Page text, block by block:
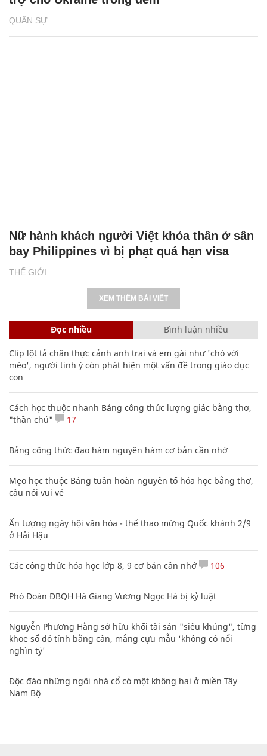
QUÂN SỰ
THẾ GIỚI
Nữ hành khách người Việt khỏa thân ở sân
bay Philippines vì bị phạt quá hạn visa
XEM THÊM BÀI VIẾT
Đọc nhiều Bình luận nhiều
Clip lột tả chân thực cảnh anh trai và em gái như 'chó với
mèo', người tinh ý còn phát hiện một vấn đề trong giáo dục
con
Cách học thuộc nhanh Bảng công thức lượng giác bằng thơ,
"thần chú"
17
Bảng công thức đạo hàm nguyên hàm cơ bản cần nhớ
Mẹo học thuộc Bảng tuần hoàn nguyên tố hóa học bằng thơ,
câu nói vui vẻ
Ấn tượng ngày hội văn hóa - thể thao mừng Quốc khánh 2/9
ở Hải Hậu
Các công thức hóa học lớp 8, 9 cơ bản cần nhớ 106
Phó Đoàn ĐBQH Hà Giang Vương Ngọc Hà bị kỷ luật
Nguyễn Phương Hằng sở hữu khối tài sản "siêu khủng", từng
khoe sổ đỏ tính bằng cân, mắng cựu mẫu 'không có nổi
nghìn tỷ'
Độc đáo những ngôi nhà cổ có một không hai ở miền Tây
Nam Bộ